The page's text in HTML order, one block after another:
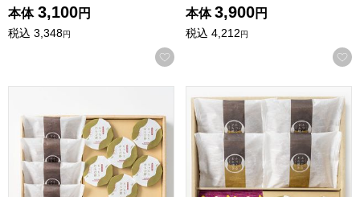
本体 3,100円
税込 3,348円
お気に入りに登録する
本体 3,900円
税込 4,212円
甘美 ふっくらどら焼きと甘美菓子の詰合せ 13個【AMA-03A
甘美 ふっくらどら焼きと甘